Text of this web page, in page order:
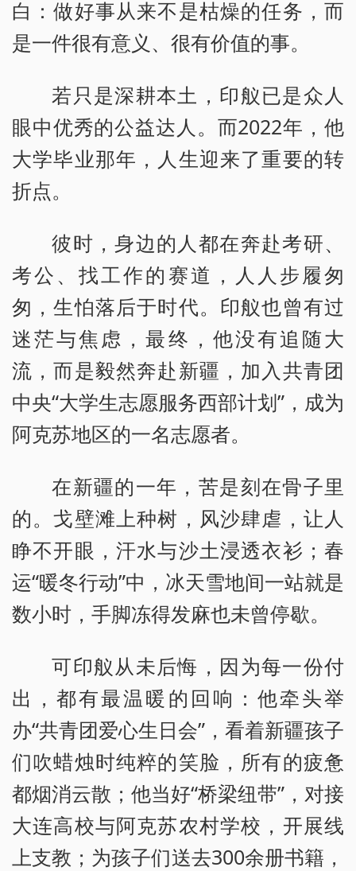
白：做好事从来不是枯燥的任务，而
是一件很有意义、很有价值的事。
若只是深耕本土，印舣已是众人
眼中优秀的公益达人。而2022年，他
大学毕业那年，人生迎来了重要的转
折点。
彼时，身边的人都在奔赴考研、
考公、找工作的赛道，人人步履匆
匆，生怕落后于时代。印舣也曾有过
迷茫与焦虑，最终，他没有追随大
流，而是毅然奔赴新疆，加入共青团
中央“大学生志愿服务西部计划”，成为
阿克苏地区的一名志愿者。
在新疆的一年，苦是刻在骨子里
的。戈壁滩上种树，风沙肆虐，让人
睁不开眼，汗水与沙土浸透衣衫；春
运“暖冬行动”中，冰天雪地间一站就是
数小时，手脚冻得发麻也未曾停歇。
可印舣从未后悔，因为每一份付
出，都有最温暖的回响：他牵头举
办“共青团爱心生日会”，看着新疆孩子
们吹蜡烛时纯粹的笑脸，所有的疲惫
都烟消云散；他当好“桥梁纽带”，对接
大连高校与阿克苏农村学校，开展线
上支教；为孩子们送去300余册书籍，